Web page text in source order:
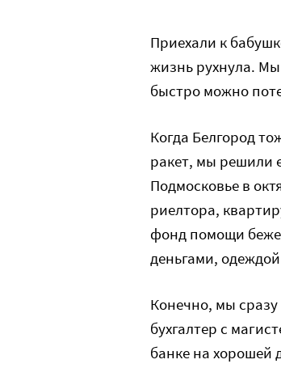
Приехали к
жизнь рухнула. Мы
быстро можно
Когда Белгород
ракет, мы решили
Подмосковье в
риелтора,
фонд помощи
деньгами,
Конечно, мы
бухгалтер с
банке на хорошей